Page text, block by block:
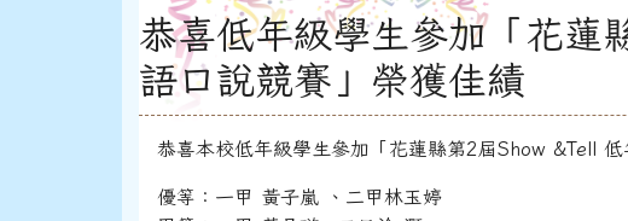
恭喜低年級學生參加「花蓮
語口說競賽」榮獲佳績
恭喜本校低年級學生參加「花蓮縣第2屆Show &Tell
優等：一甲 黃子嵐 、二甲林玉婷